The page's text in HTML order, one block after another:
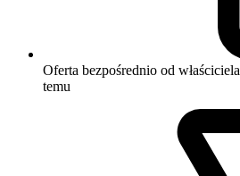
Oferta bezpośrednio od właściciela
temu